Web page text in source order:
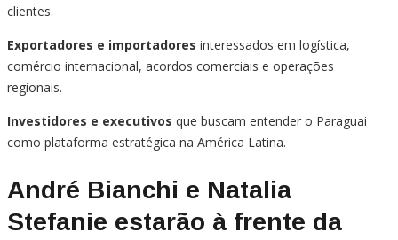
clientes.
Exportadores e importadores interessados em logística,
comércio internacional, acordos comerciais e operações
regionais.
Investidores e executivos que buscam entender o Paraguai
como plataforma estratégica na América Latina.
André Bianchi e Natalia
Stefanie estarão à frente da